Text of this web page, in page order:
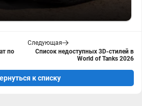
по
Следующая
Список недоступных 3D-стилей в
World of Tanks 2026
к списку